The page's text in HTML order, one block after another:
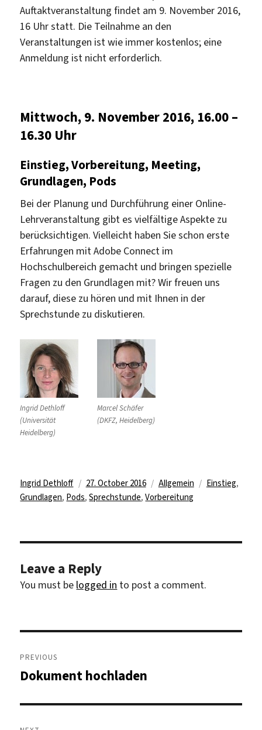
Auftaktveranstaltung findet am 9. November 2016,
16 Uhr statt. Die Teilnahme an den
Veranstaltungen ist wie immer kostenlos; eine
Anmeldung ist nicht erforderlich.
Mittwoch, 9. November 2016, 16.00 –
16.30 Uhr
Einstieg, Vorbereitung, Meeting,
Grundlagen, Pods
Bei der Planung und Durchführung einer Online-
Lehrveranstaltung gibt es vielfältige Aspekte zu
berücksichtigen. Vielleicht haben Sie schon erste
Erfahrungen mit Adobe Connect im
Hochschulbereich gemacht und bringen spezielle
Fragen zu den Grundlagen mit? Wir freuen uns
darauf, diese zu hören und mit Ihnen in der
Sprechstunde zu diskutieren.
Ingrid Dethloff
(Universität
Heidelberg)
Marcel Schäfer
(DKFZ, Heidelberg)
Author
Ingrid Dethloff
Posted
on
27. October 2016 Categories
Allgemein Tags
Einstieg,
Grundlagen, Pods,Sprechstunde,Vorbereitung
Leave a Reply
You must be logged in to post a comment.
Post
navigation
PREVIOUS
Previous
Dokument hochladen